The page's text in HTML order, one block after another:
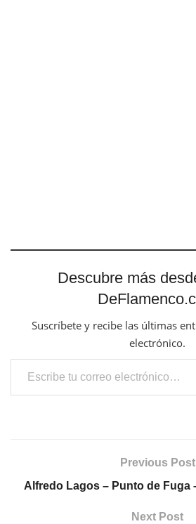
Descubre más
Suscríbete y recibe las últimas
electrónico.
Escribe tu correo electrónico…
Previous Post
Alfredo Lagos – Punto de Fuga
Next Post